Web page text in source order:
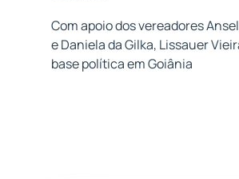
Com apoio dos vereadores
e Daniela da Gilka, Lissauer
base política em Goiânia